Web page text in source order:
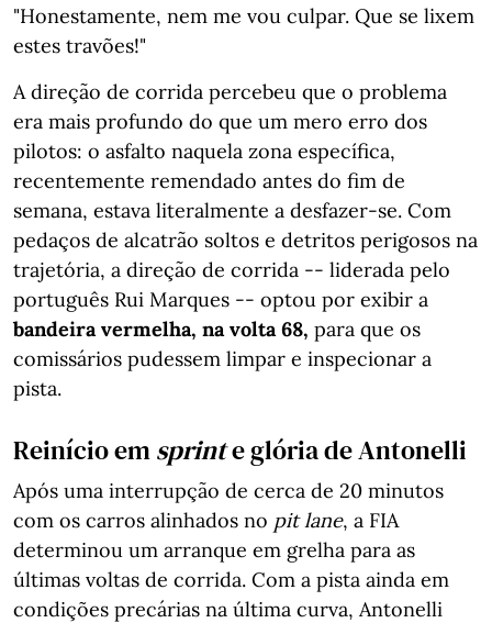
"Honestamente, nem me vou culpar. Que se lixem
estes travões!"
A direção de corrida percebeu que o problema
era mais profundo do que um mero erro dos
pilotos: o asfalto naquela zona específica,
recentemente remendado antes do fim de
semana, estava literalmente a desfazer-se. Com
pedaços de alcatrão soltos e detritos perigosos na
trajetória, a direção de corrida -- liderada pelo
português Rui Marques -- optou por exibir a
bandeira vermelha, na volta 68, para que os
comissários pudessem limpar e inspecionar a
pista.
Reinício emsprinte glória de Antonelli
Após uma interrupção de cerca de 20 minutos
com os carros alinhados no pit lane, a FIA
determinou um arranque em grelha para as
últimas voltas de corrida. Com a pista ainda em
condições precárias na última curva, Antonelli